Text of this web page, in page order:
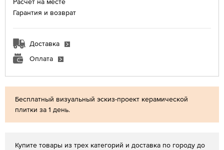
Бесплатный визуальный эскиз-проект керамической
плитки за 1 день.
Купите товары из трех категорий и доставка по городу до
Гарантия и возврат
Доставка
Оплата